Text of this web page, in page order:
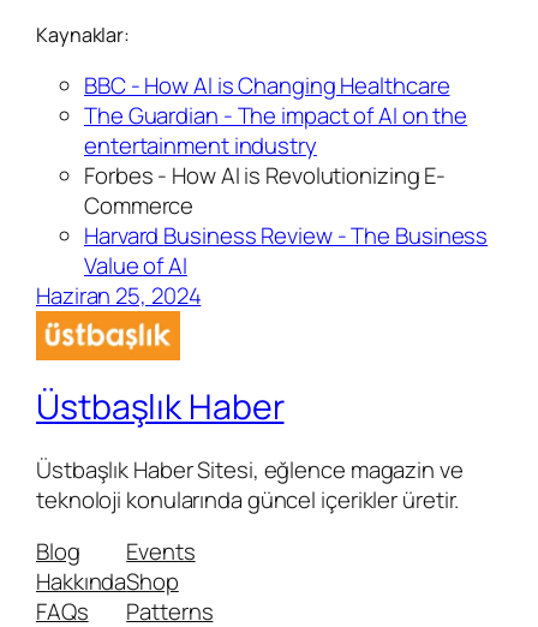
Kaynaklar:
BBC - How AI is Changing Healthcare
The Guardian - The impact of AI on the
entertainment industry
Forbes - How AI is Revolutionizing E-
Commerce
Harvard BusinessReview - The Business
Value of AI
Haziran 25, 2024
Üstbaşlık Haber
Üstbaşlık Haber Sitesi, eğlence magazin ve
teknoloji konularında güncel içerikler üretir.
Blog
Hakkında
FAQs
Events
Shop
Patterns